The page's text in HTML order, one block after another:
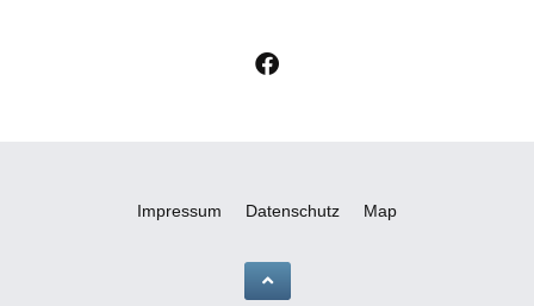
F
a
o
k
Impressum Datenschutz Map